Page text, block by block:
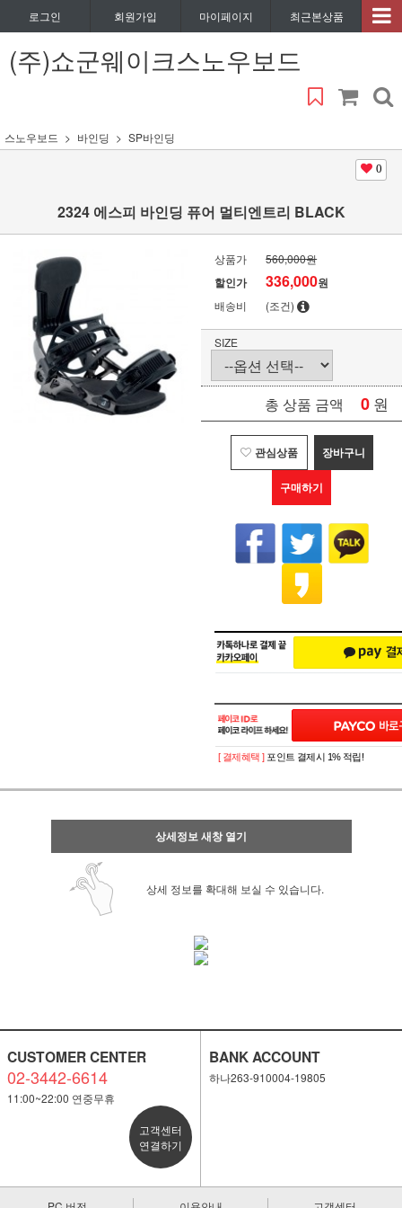
로그인 회원가입 마이페이지 최근본상품
(주)쇼군웨이크스노우보드
스노우보드 바인딩 SP바인딩
0
2324 에스피 바인딩 퓨어 멀티엔트리 BLACK
상품가 560,000원
할인가 336,000원
배송비 (조건)
SIZE
총 상품 금액 0 원
관심상품 장바구니
구매하기
[ 결제혜택 ] 포인트 결제시 1% 적립!
상세정보 새창 열기
상세 정보를 확대해 보실 수 있습니다.
CUSTOMER CENTER
02-3442-6614
11:00~22:00 연중무휴
고객센터
연결하기
BANK ACCOUNT
하나263-910004-19805